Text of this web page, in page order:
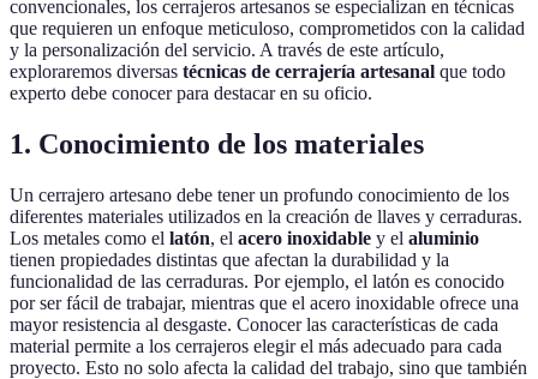
convencionales, los cerrajeros artesanos se especializan en técnicas
que requieren un enfoque meticuloso, comprometidos con la calidad
y la personalización del servicio. A través de este artículo,
exploraremos diversas técnicas de cerrajería artesanal que todo
experto debe conocer para destacar en su oficio.
1. Conocimiento de los materiales
Un cerrajero artesano debe tener un profundo conocimiento de los
diferentes materiales utilizados en la creación de llaves y cerraduras.
Los metales como el latón, el acero inoxidable y el aluminio
tienen propiedades distintas que afectan la durabilidad y la
funcionalidad de las cerraduras. Por ejemplo, el latón es conocido
por ser fácil de trabajar, mientras que el acero inoxidable ofrece una
mayor resistencia al desgaste. Conocer las características de cada
material permite a los cerrajeros elegir el más adecuado para cada
proyecto. Esto no solo afecta la calidad del trabajo, sino que también